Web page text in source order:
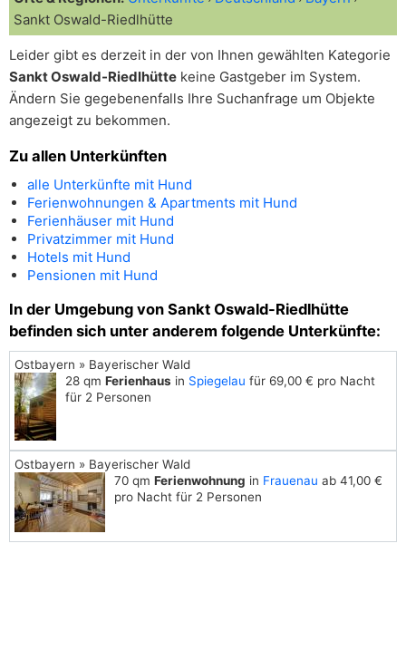
Sankt Oswald-Riedlhütte
Leider gibt es derzeit in der von Ihnen gewählten Kategorie
Sankt Oswald-Riedlhütte keine Gastgeber im System.
Ändern Sie gegebenenfalls Ihre Suchanfrage um Objekte
angezeigt zu bekommen.
Zu allen Unterkünften
alle Unterkünfte mit Hund
Ferienwohnungen & Apartments mit Hund
Ferienhäuser mit Hund
Privatzimmer mit Hund
Hotels mit Hund
Pensionen mit Hund
In der Umgebung von Sankt Oswald-Riedlhütte
befinden sich unter anderem folgende Unterkünfte:
Ostbayern » Bayerischer Wald
28 qm Ferienhaus in Spiegelau für 69,00 € pro Nacht
für 2 Personen
Ostbayern » Bayerischer Wald
70 qm Ferienwohnung in Frauenau ab 41,00 €
pro Nacht für 2 Personen